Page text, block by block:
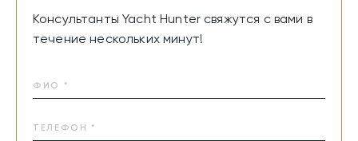
Консультанты Yacht Hunter свяжутся с вами в
течение нескольких минут!